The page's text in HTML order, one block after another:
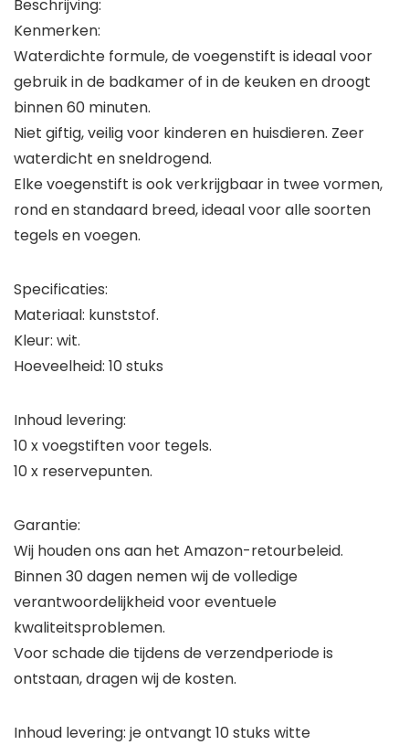
Beschrijving:
Kenmerken:
Waterdichte formule, de voegenstift is ideaal voor
gebruik in de badkamer of in de keuken en droogt
binnen 60 minuten.
Niet giftig, veilig voor kinderen en huisdieren. Zeer
waterdicht en sneldrogend.
Elke voegenstift is ook verkrijgbaar in twee vormen,
rond en standaard breed, ideaal voor alle soorten
tegels en voegen.
Specificaties:
Materiaal: kunststof.
Kleur: wit.
Hoeveelheid: 10 stuks
Inhoud levering:
10 x voegstiften voor tegels.
10 x reservepunten.
Garantie:
Wij houden ons aan het Amazon-retourbeleid.
Binnen 30 dagen nemen wij de volledige
verantwoordelijkheid voor eventuele
kwaliteitsproblemen.
Voor schade die tijdens de verzendperiode is
ontstaan, dragen wij de kosten.
Inhoud levering: je ontvangt 10 stuks witte